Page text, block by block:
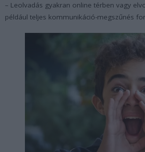
– Leolvadás gyakran online térben vagy
például teljes kommunikáció-megszűnés